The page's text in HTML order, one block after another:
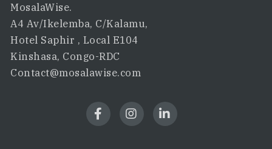
MosalaWise.
A4 Av/Ikelemba, C/Kalamu,
Hotel Saphir , Local E104
Kinshasa, Congo-RDC
Contact@mosalawise.com